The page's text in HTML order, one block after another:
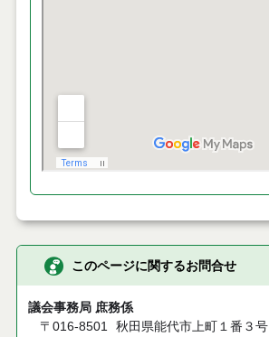
このページに関するお問合せ
議会事務局 庶務係
〒016-8501
秋田県能代市上町１番３号